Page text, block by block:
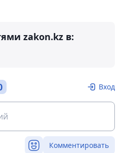
zakon.kz в:
Вход
Комментировать